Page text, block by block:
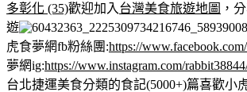
多彰化 (35)歡迎加入 台灣美食旅遊地圖 ，
遊
虎食夢網fb粉絲團:https://
夢網ig:https://www.instagram.com/
台北捷運美食分類的食記(5000+)篇喜歡小